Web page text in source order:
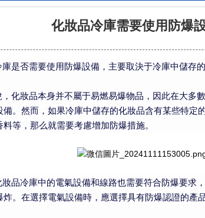
化妝品冷庫需要使用防爆
否需要使用防爆設備，主要取決于冷庫中儲存
妝品本身并不屬于易燃易爆物品，因此在大多
備。然而，如果冷庫中儲存的化妝品含有某些特定
等，那么就需要考慮增加防爆措施。
冷庫中的電氣設備和線路也需要符合防爆要求
炸。在選擇電氣設備時，應選擇具有防爆認證的產